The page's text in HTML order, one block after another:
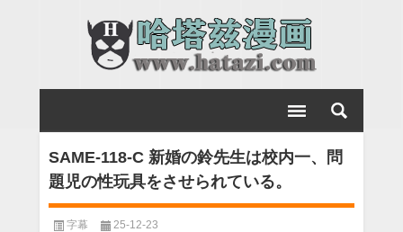
SAME-118-C 新婚の鈴先生は校内一、問
題児の性玩具をさせられている。
字幕 25-12-23